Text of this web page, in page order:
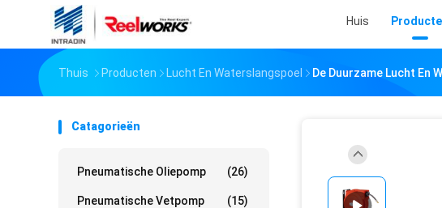
Huis
Thuis Producten Lucht En Waterslangspoel De Duurzame Lucht En
Catagorieën
Pneumatische Oliepomp (26)
Pneumatische Vetpomp (15)